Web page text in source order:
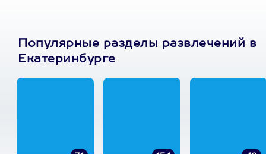
Популярные разделы развлечений в
Екатеринбурге